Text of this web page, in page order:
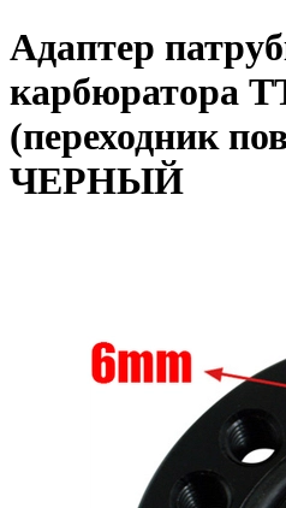
Адаптер
карбюратора
(переходник
ЧЕРНЫЙ